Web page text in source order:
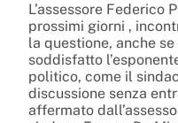
L’assessore Federico
prossimi giorni ,
la questione, anche se
soddisfatto
politico, come il
discussione senza
affermato